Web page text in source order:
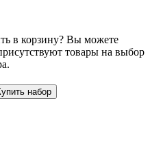
в корзину? Вы можете
товары на выбор
набор